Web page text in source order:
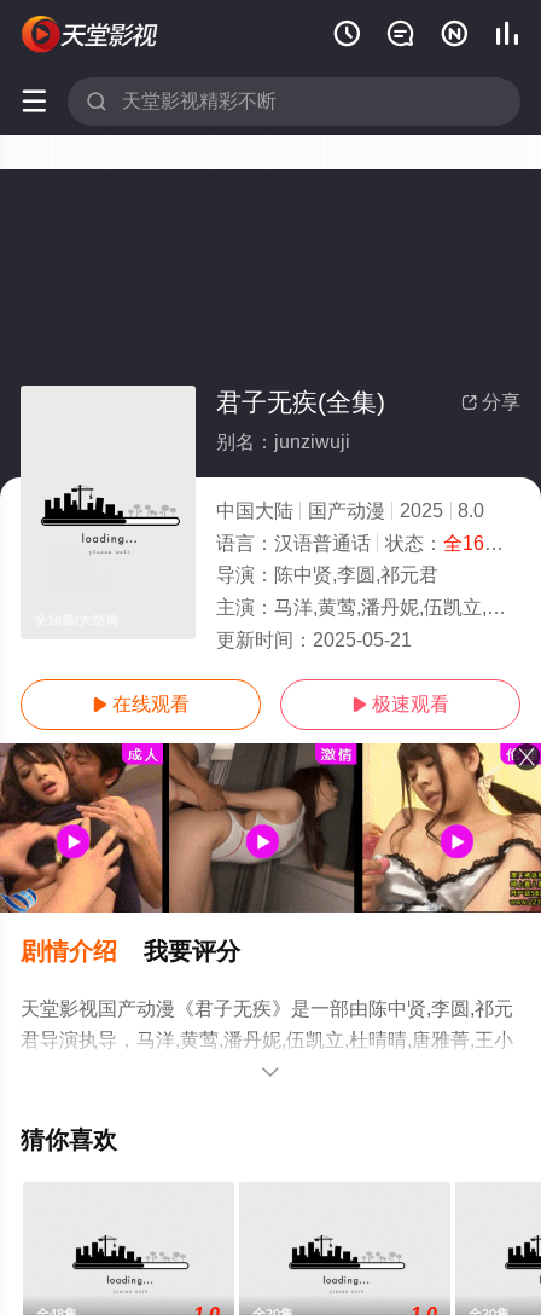
   
 
 分享
君子无疾(全集)
别名：junziwuji
中国大陆 国产动漫 2025
8.0
语言： 汉语普通话 状态： 全16集
导演： 陈中贤,李圆,祁元君
主演： 马洋,黄莺,潘丹妮,伍凯立,杜晴晴,唐雅菁,王小豫,陈玺月,梁达伟,胡艺,孙恺寅,苏翼,杨博宇,李卓霆,李程远,
更新时间： 2025-05-21
 在线观看  极速观看
剧情介绍 我要评分
天堂影视国产动漫《君子无疾》是一部由陈中贤,李圆,祁元
君导演执导，马洋,黄莺,潘丹妮,伍凯立,杜晴晴,唐雅菁,王小
豫,陈玺月,梁达伟,胡艺,孙恺寅,苏翼,杨博宇,李卓霆,李程远,
大结局剧情已揭晓（全16集），免费观看高清无删减完整

猜你喜欢